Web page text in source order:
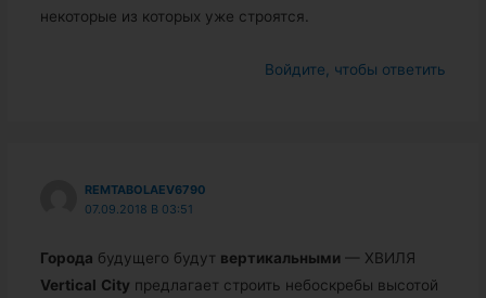
некоторые из которых уже строятся.
Войдите, чтобы ответить
REMTABOLAEV6790
07.09.2018 В 03:51
Города будущего будут вертикальными — ХВИЛЯ
Vertical City предлагает строить небоскребы высотой